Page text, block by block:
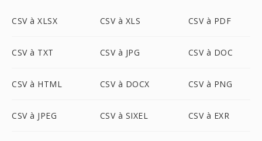
CSV à XLSX CSV à XLS CSV à PDF
CSV à TXT CSV à JPG CSV à DOC
CSV à HTML CSV à DOCX CSV à PNG
CSV à JPEG CSV à SIXEL CSV à EXR